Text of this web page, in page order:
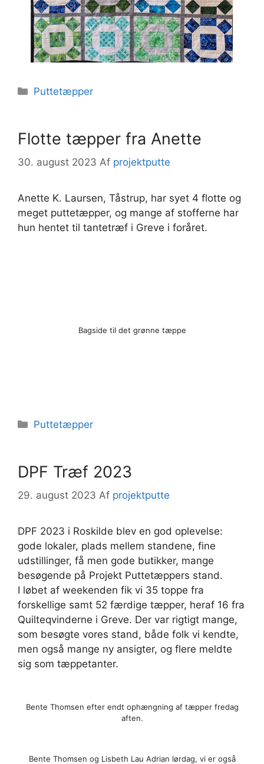
Kategorier
Puttetæpper
Flotte tæpper fra Anette
30. august 2023 Af projektputte
Anette K. Laursen, Tåstrup, har syet 4 flotte og
meget puttetæpper, og mange af stofferne har
hun hentet til tantetræf i Greve i foråret.
Bagside til det grønne tæppe
Kategorier
Puttetæpper
DPF Træf 2023
29. august 2023 Af projektputte
DPF 2023 i Roskilde blev en god oplevelse:
gode lokaler, plads mellem standene, fine
udstillinger, få men gode butikker, mange
besøgende på Projekt Puttetæppers stand.
I løbet af weekenden fik vi 35 toppe fra
forskellige samt 52 færdige tæpper, heraf 16 fra
Quilteqvinderne i Greve. Der var rigtigt mange,
som besøgte vores stand, både folk vi kendte,
men også mange ny ansigter, og flere meldte
sig som tæppetanter.
Bente Thomsen efter endt ophængning af tæpper fredag
aften.
Bente Thomsen og Lisbeth Lau Adrian lørdag, vi er også